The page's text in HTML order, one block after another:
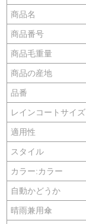
商品名
商品番号
商品毛重量
商品の産地
品番
レインコートサイズ
適用性
スタイル
カラー:カラー
自動かどうか
晴雨兼用傘